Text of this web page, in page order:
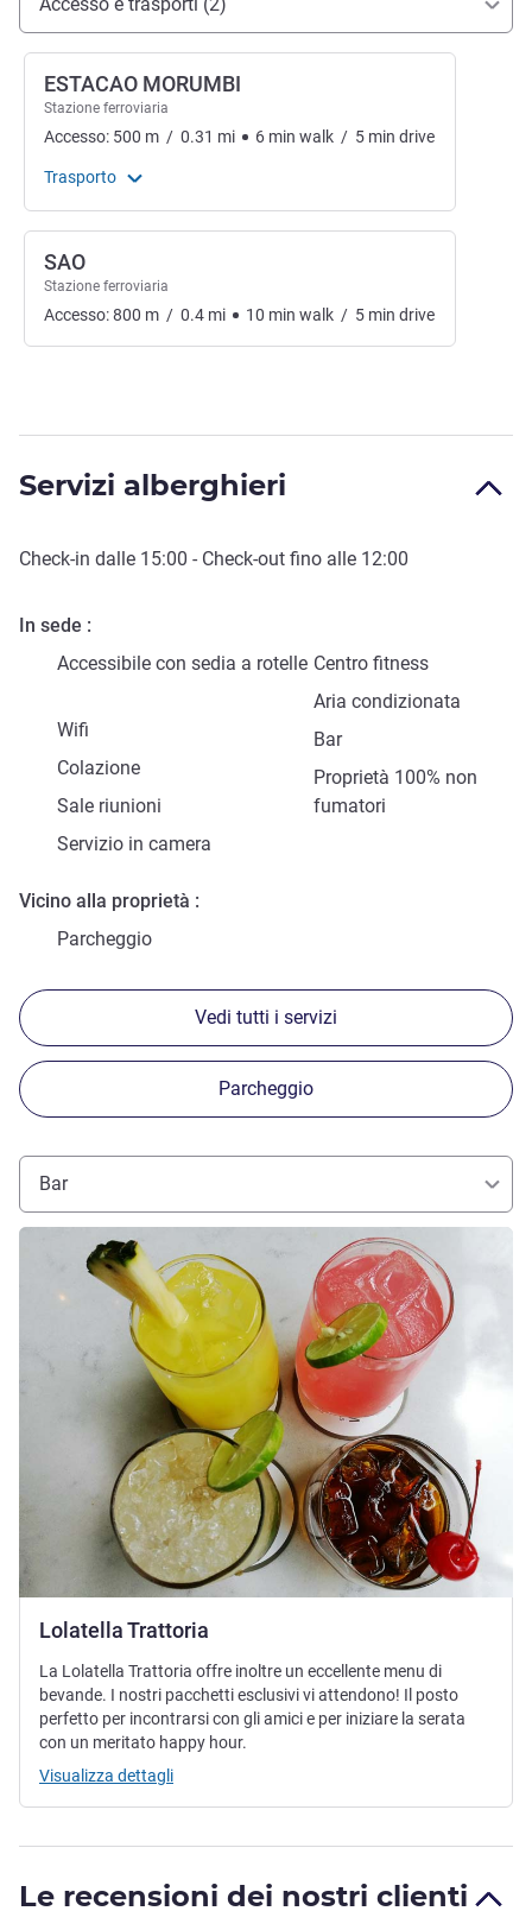
ESTACAO MORUMBI
Stazione ferroviaria
Accesso: 500 m / 0.31 mi 6 min walk / 5 min drive
Trasporto
SAO
Stazione ferroviaria
Accesso:800 m / 0.4 mi 10 min walk / 5 min drive
Servizi alberghieri
Check-in dalle 15:00 - Check-out fino alle 12:00
In sede
Accessibile con sedia a rotelle Centro fitness
Wifi
Aria condizionata
Colazione
Bar
Sale riunioni
Proprietà 100% non
fumatori
Servizio in camera
Vicino alla proprietà
Parcheggio
Vedi tutti i servizi
Parcheggio
Bar
Lolatella Trattoria
Visualizza dettagli
La Lolatella Trattoria offre inoltre un eccellente menu di
bevande. I nostri pacchetti esclusivi vi attendono! Il posto
perfetto per incontrarsi con gli amici e per iniziare la serata
con un meritato happy hour.
Visualizza dettagli
Le recensioni dei nostri clienti